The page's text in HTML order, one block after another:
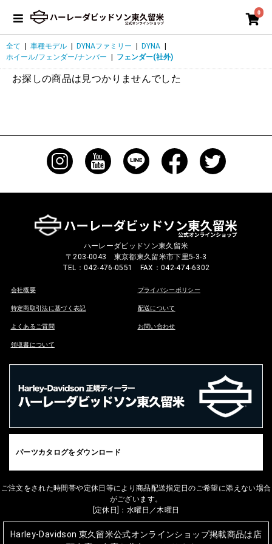
0
全て 車種モデル DYNAファミリー DYNA
ホイール/フェンダー/ナンバー
フェンダー(社外)
お探しの商品は見つかりませんでした
ハーレーダビッドソン東久留米
〒203-0043 東京都東久留米市下里5-3-3
TEL：042-476-0551 FAX：042-474-6302
会社概要 プライバシーポリシー
特定商取引法に基づく表記 配送について
よくあるご質問 お問い合わせ
領収書について
パーツカタログをダウンロード
ご注文をされた時間帯や定休日等により商品配送指定日のご希望に添えない場合
がございます。
[定休日]：水曜日／木曜日
Harley-Davidson 東久留米公式オンラインショップ掲載商品は店